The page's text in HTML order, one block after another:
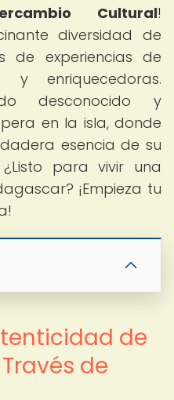
Cultural!
diversidad de
de experiencias de
y enriquecedoras.
desconocido y
en la isla, donde
esencia de su
para vivir una
¡Empieza tu
de
de